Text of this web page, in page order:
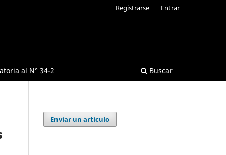
al N° 34-2 Buscar
Registrarse Entrar
Enviar un artículo